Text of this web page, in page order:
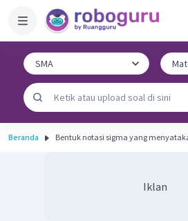
Beranda Bentuk notasi sigma yang
Iklan